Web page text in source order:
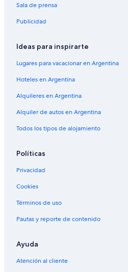
Sala de prensa
Publicidad
Ideas para inspirarte
Lugares para vacacionar en Argentina
Hoteles en Argentina
Alquileres en Argentina
Alquiler de autos en Argentina
Todos los tipos de alojamiento
Políticas
Privacidad
Cookies
Términos de uso
Pautas y reporte de contenido
Ayuda
Atención al cliente